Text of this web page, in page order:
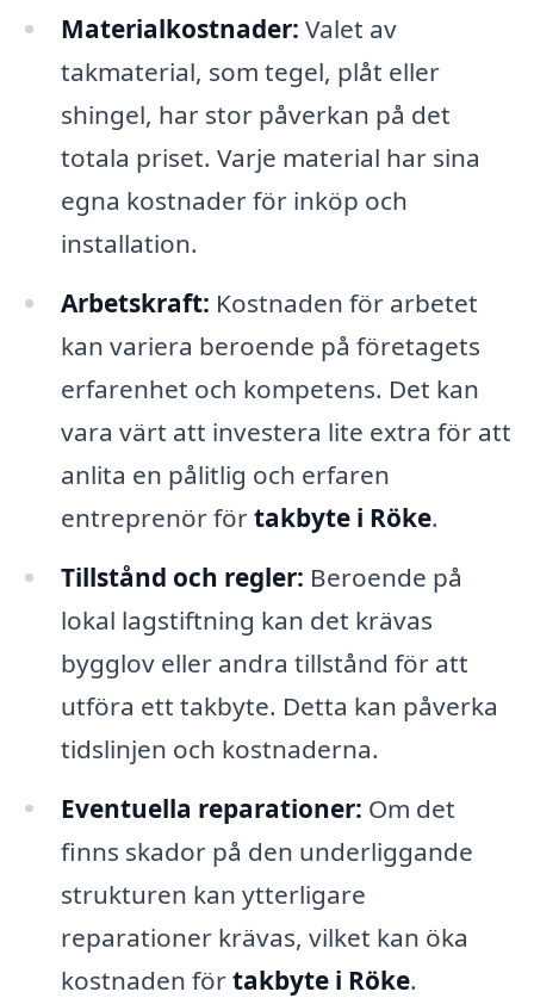
Materialkostnader: Valet av
takmaterial, som tegel, plåt eller
shingel, har stor påverkan på det
totala priset. Varje material har sina
egna kostnader för inköp och
installation.
Arbetskraft: Kostnaden för arbetet
kan variera beroende på företagets
erfarenhet och kompetens. Det kan
vara värt att investera lite extra för att
anlita en pålitlig och erfaren
entreprenör förtakbyte i Röke.
Tillstånd och regler: Beroende på
lokal lagstiftning kan det krävas
bygglov eller andra tillstånd för att
utföra ett takbyte. Detta kan påverka
tidslinjen och kostnaderna.
Eventuella reparationer: Om det
finns skador på den underliggande
strukturen kan ytterligare
reparationer krävas, vilket kan öka
kostnaden förtakbyte i Röke.